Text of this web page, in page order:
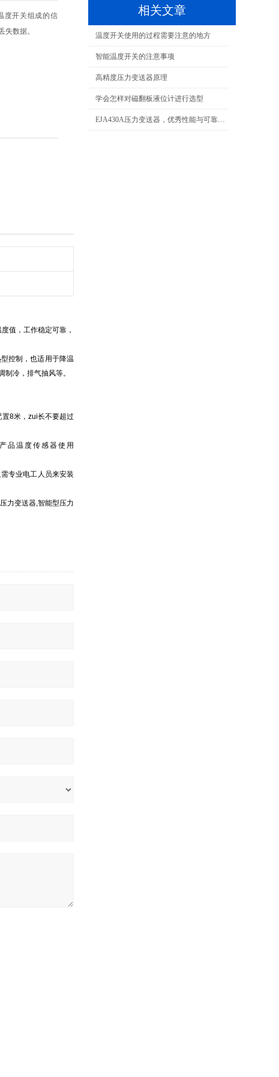
相关文章
温度开关使用的过程需要注意的地方
智能温度开关的注意事项
高精度压力变送器原理
学会怎样对磁翻板液位计进行选型
EJA430A压力变送器，优秀性能与可靠性的完美融合
度开关组成的信
失数据。
值，工作稳定可靠，
控制，也适用于降温
冷，排气抽风等。
8米，zui长不要超过
品温度传感器使用
专业电工人员来安装
力变送器,智能型压力